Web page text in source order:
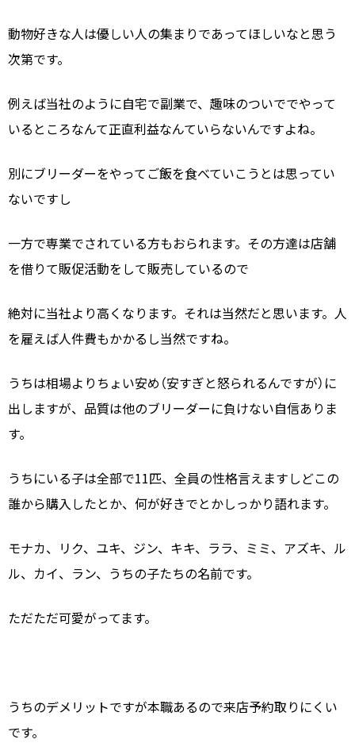
動物好きな人は優しい人の集まりであってほしいなと思う
次第です。
例えば当社のように自宅で副業で、趣味のついででやって
いるところなんて正直利益なんていらないんですよね。
別にブリーダーをやってご飯を食べていこうとは思ってい
ないですし
一方で専業でされている方もおられます。その方達は店舗
を借りて販促活動をして販売しているので
絶対に当社より高くなります。それは当然だと思います。人
を雇えば人件費もかかるし当然ですね。
うちは相場よりちょい安め（安すぎと怒られるんですが）に
出しますが、品質は他のブリーダーに負けない自信ありま
す。
うちにいる子は全部で11匹、全員の性格言えますしどこの
誰から購入したとか、何が好きでとかしっかり語れます。
モナカ、リク、ユキ、ジン、キキ、ララ、ミミ、アズキ、ル
ル、カイ、ラン、うちの子たちの名前です。
ただただ可愛がってます。
うちのデメリットですが本職あるので来店予約取りにくい
です。